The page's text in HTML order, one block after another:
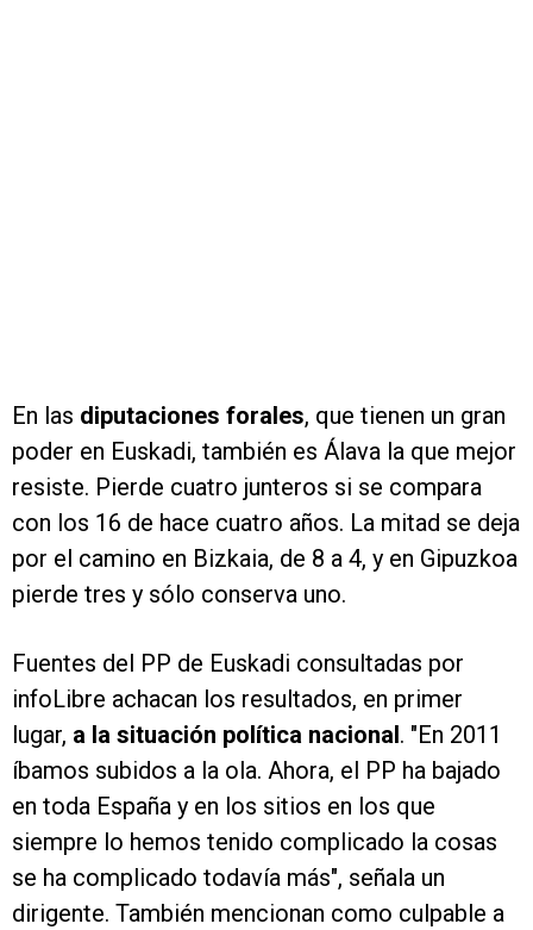
En las diputaciones forales, que tienen un gran
poder en Euskadi, también es Álava la que mejor
resiste. Pierde cuatro junteros si se compara
con los 16 de hace cuatro años. La mitad se deja
por el camino en Bizkaia, de 8 a 4, y en Gipuzkoa
pierde tres y sólo conserva uno.
Fuentes del PP de Euskadi consultadas por
infoLibre achacan los resultados, en primer
lugar, a la situación política nacional. "En 2011
íbamos subidos a la ola. Ahora, el PP ha bajado
en toda España y en los sitios en los que
siempre lo hemos tenido complicado la cosas
se ha complicado todavía más", señala un
dirigente. También mencionan como culpable a